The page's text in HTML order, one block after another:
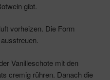
gibt.
vorheizen. Die Form
Vanilleschote mit den
cremig rühren. Danach die